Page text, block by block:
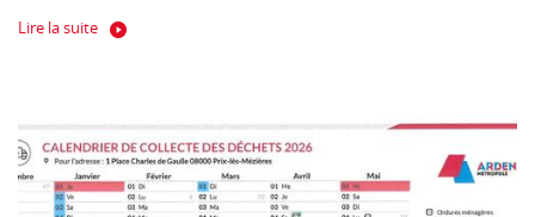
Lire la suite